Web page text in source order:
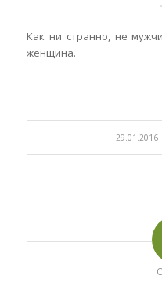
Как ни странно, не
женщина.
29.01.2016
/